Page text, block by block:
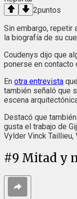
2puntos
Sin embargo, repetir
la biografía de su
Coudenys dijo que
ponerse en contacto
En otra entrevista
también señaló que
escena
Destacó que
gusta el trabajo de
Vylder Vinck Taillieu,
#9 Mitad y